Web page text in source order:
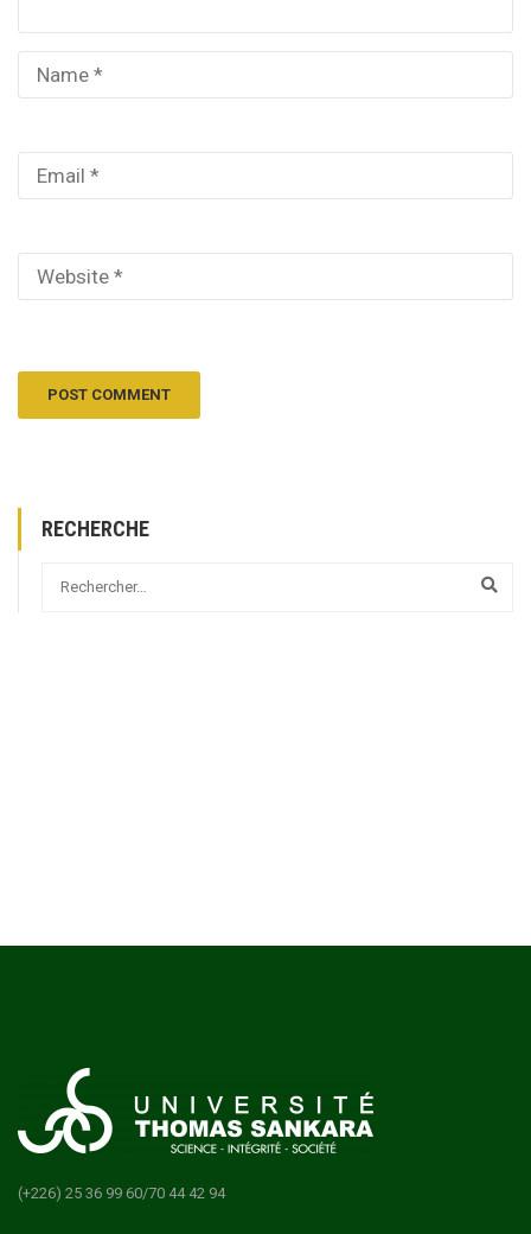
RECHERCHE
(+226) 25 36 99 60/70 44 42 94